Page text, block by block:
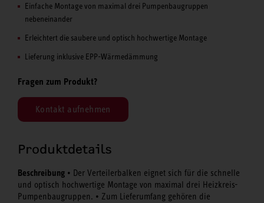
Einfache Montage von maximal drei Pumpenbaugruppen
nebeneinander
Erleichtert die saubere und optisch hochwertige Montage
Lieferung inklusive EPP-Wärmedämmung
Fragen zum Produkt?
Kontakt aufnehmen
Produktdetails
Beschreibung • Der Verteilerbalken eignet sich für die schnelle
und optisch hochwertige Montage von maximal drei Heizkreis-
Pumpenbaugruppen. • Zum Lieferumfang gehören die